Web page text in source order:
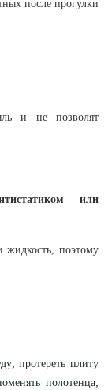
после прогулки
и не позволят
или
жидкость, поэтому
протереть плиту
полотенца;